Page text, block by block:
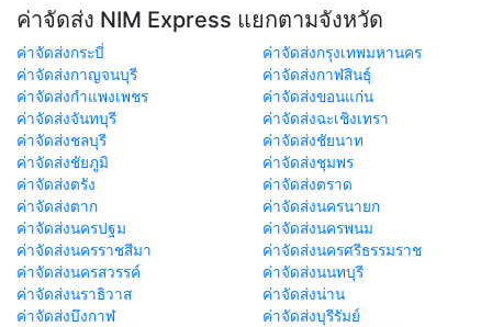
ค่าจัดส่ง NIM Express แยกตามจังหวัด
ค่าจัดส่งกระบี่
ค่าจัดส่งกรุงเทพมหานคร
ค่าจัดส่งกาญจนบุรี
ค่าจัดส่งกาฬสินธุ์
ค่าจัดส่งกำแพงเพชร
ค่าจัดส่งขอนแก่น
ค่าจัดส่งจันทบุรี
ค่าจัดส่งฉะเชิงเทรา
ค่าจัดส่งชลบุรี
ค่าจัดส่งชัยนาท
ค่าจัดส่งชัยภูมิ
ค่าจัดส่งชุมพร
ค่าจัดส่งตรัง
ค่าจัดส่งตราด
ค่าจัดส่งตาก
ค่าจัดส่งนครนายก
ค่าจัดส่งนครปฐม
ค่าจัดส่งนครพนม
ค่าจัดส่งนครราชสีมา
ค่าจัดส่งนครศรีธรรมราช
ค่าจัดส่งนครสวรรค์
ค่าจัดส่งนนทบุรี
ค่าจัดส่งนราธิวาส
ค่าจัดส่งน่าน
ค่าจัดส่งบึงกาฬ
ค่าจัดส่งบุรีรัมย์